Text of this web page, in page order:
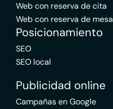
Web con reserva de cita
Web con reserva de mesa
Posicionamiento
SEO
SEO local
Publicidad online
Campañas en Google